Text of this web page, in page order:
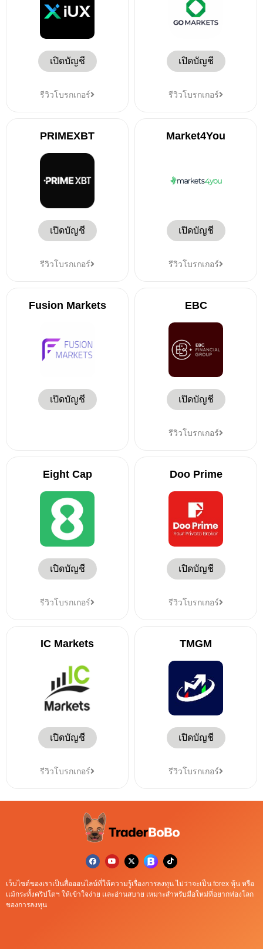
เปิดบัญชี
รีวิวโบรกเกอร์
เปิดบัญชี
รีวิวโบรกเกอร์
PRIMEXBT
เปิดบัญชี
รีวิวโบรกเกอร์
Market4You
เปิดบัญชี
รีวิวโบรกเกอร์
Fusion Markets
เปิดบัญชี
EBC
เปิดบัญชี
รีวิวโบรกเกอร์
Eight Cap
เปิดบัญชี
รีวิวโบรกเกอร์
Doo Prime
เปิดบัญชี
รีวิวโบรกเกอร์
IC Markets
เปิดบัญชี
รีวิวโบรกเกอร์
TMGM
เปิดบัญชี
รีวิวโบรกเกอร์
เว็บไซต์ของเราเป็นสื่อออนไลน์ที่ให้ความรู้เรื่องการลงทุน ไม่ว่าจะเป็น forex หุ้น หรือ
เเม้กระทั้งคริปโตฯ ให้เข้าใจง่าย เเละอ่านสบาย เหมาะสำหรับมือใหม่ที่อยากท่องโลก
ของการลงทุน